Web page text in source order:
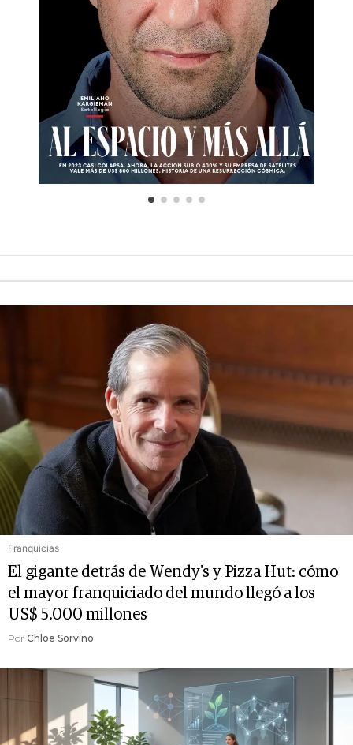
Franquicias
El gigante detrás de Wendy's y Pizza Hut: cómo
el mayor franquiciado del mundo llegó a los
US$ 5.000 millones
Por Chloe Sorvino